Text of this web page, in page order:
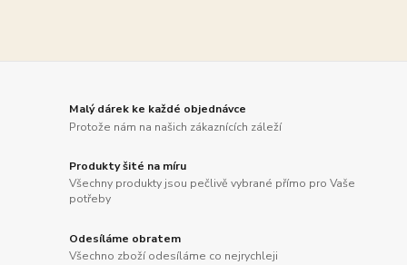
Malý dárek ke každé objednávce
Protože nám na našich zákaznících záleží
Produkty šité na míru
Všechny produkty jsou pečlivě vybrané přímo pro Vaše
potřeby
Odesíláme obratem
Všechno zboží odesíláme co nejrychleji